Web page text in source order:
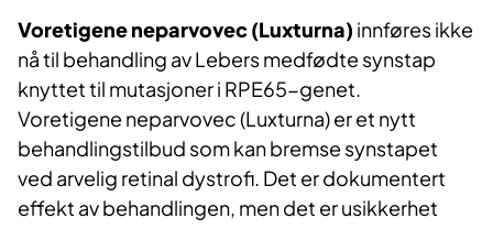
Voretigene neparvovec (Luxturna) innføres ikke
nå til behandling av Lebers medfødte synstap
knyttet til mutasjoner i RPE65-genet.
Voretigene neparvovec (Luxturna) er et nytt
behandlingstilbud som kan bremse synstapet
ved arvelig retinal dystrofi. Det er dokumentert
effekt av behandlingen, men det er usikkerhet